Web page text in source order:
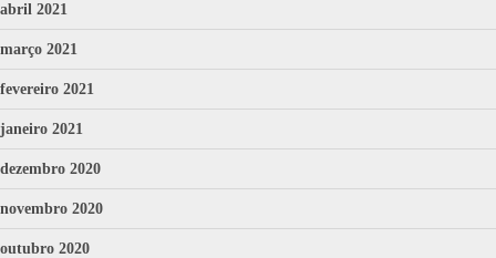
abril 2021
março 2021
fevereiro 2021
janeiro 2021
dezembro 2020
novembro 2020
outubro 2020